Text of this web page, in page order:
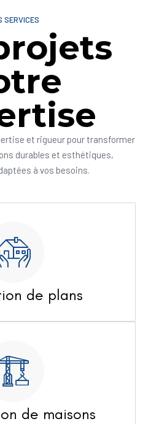
SERVICES
et rigueur pour transformer
durables et esthétiques,
à vos besoins.
de plans
de maisons